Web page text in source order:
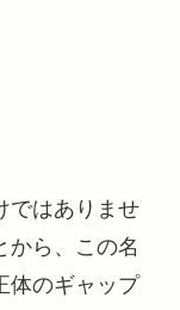
ではありませ
から、この名
体のギャップ